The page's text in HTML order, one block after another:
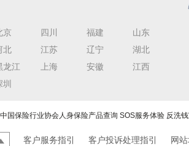
京 四川 福建
山东
北 江苏 辽宁
湖北
龙江 上海 安徽
江西
圳
中国保险行业协会人身保险产品查询 SOS服务体验 反洗
客户服务指引 客户投诉处理指引
网